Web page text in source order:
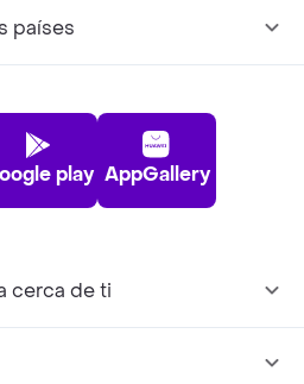
países
play AppGallery
cerca de ti